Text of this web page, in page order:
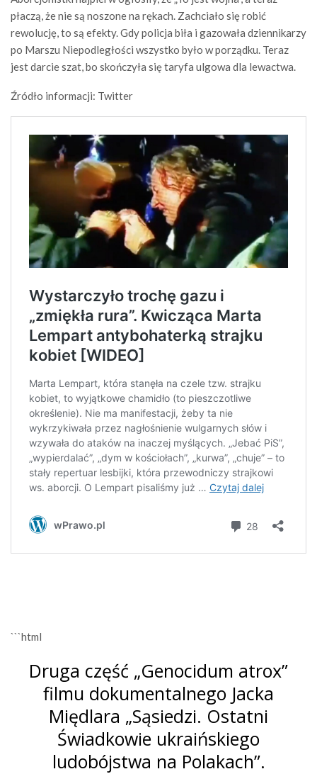
płaczą, że nie są noszone na rękach. Zachciało się robić
rewolucję, to są efekty. Gdy policja biła i gazowała dziennikarzy
po Marszu Niepodległości wszystko było w porządku. Teraz
jest darcie szat, bo skończyła się taryfa ulgowa dla lewactwa.
Źródło informacji: Twitter
```html
Druga część „Genocidum atrox”
filmu dokumentalnego Jacka
Międlara „Sąsiedzi. Ostatni
Świadkowie ukraińskiego
ludobójstwa na Polakach”.